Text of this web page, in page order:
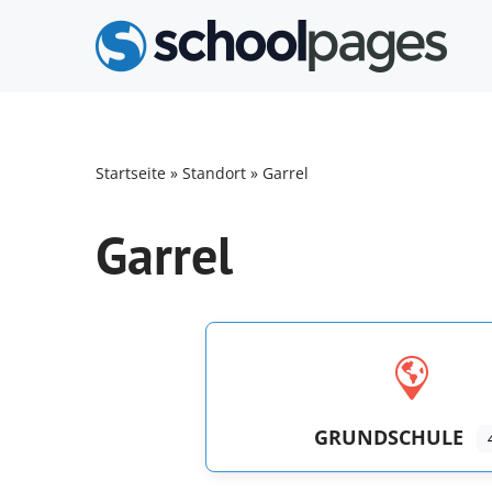
Startseite » Standort » Garrel
Garrel
GRUNDSCHULE